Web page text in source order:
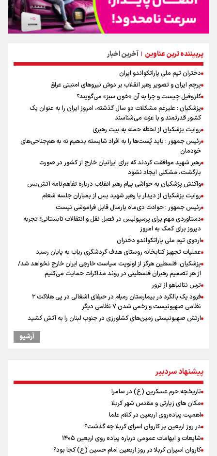
پربیننده ترین عناوین | آخرین اخبار
دختران تیم ملی پاراتکواندو ایران
پرچم ایران و تصویر رهبر انقلاب بر دوش نیروهای امنیتی عراق
کلروفیل چیست و چرا به آن «خون سبز» می‌گویند؟
پزشکیان : علیرغم مشکلات دو سال گذشته، امروز ایران را به عنوان یک
کشور قدرتمند و با عزت می‌شناسند
روایت پزشکیان از لحظه حمله به بیت رهبری
رئیس جمهور : باید پُست‌ها را به افراد شایسته بدهیم نه به هم‌جناحی‌های
خودمان
رهبر شهید موافقت کردند که برای ایرانیان خارج از کشور در صورت
بازگشت، مشکلی ایجاد نشود
واکنش پزشکیان به حواشی پیام رهبر انقلاب درباره تفاهم‌نامه آتش‌بس
روایت پزشکیان از دیدار با رهبر شهید پس از بمباران جلسه شعام
رئیس جمهور : حوادث دی‌ماه پارسال قابل فراموشی نیست
دستاوردی مهم برای پرسپولیس در فصل نقل و انتقالات تابستانی؛ تجربه
دیروز برای کمک به امروز
اردوی تیم ملی پاراتکواندو دختران
عملیات تجهیز کتابخانه روستای هدف گردشگری ریاب به پایان رسید
پزشکیان: فلسطین هرگز از اولویت سیاست خارجی ایران خارج نخواهد شد/
از هر تصمیم رهبران فلسطینی در روند مذاکرات حمایت می‌کنیم
ترس نتانیاهو از ترور
فرود یک بالگرد در بیمارستان رمبام در حیفای اشغالی در پی هلاکت ۲
نظامی صهیونیست و زخمی شدن ۷ نظامی دیگر
ارتش صهیونیستی زمین‌های کشاورزی در جنوب لبنان را به آتش کشید
بازگشت روان دو میلیون و هشتصد هزار زائر اربعین از مرزهای شش‌گانه
امروز مانده‌ایم بخاطر همه‌ مردم نجیب ایران بوده است/ رهبر شهید مثل
کوه پشتیبان و حامی دولت بود
راویان عشق در مرز مهران؛ روایت حماسه‌ رسانه‌ای اربعین از قاب دوربین
خبرنگاران ایلامی
ایران آقای بلامنازع تنگه هرمز
تصاویری از آتش زدن درختان زیتون فلسطینیان به دست صهیونیستها
وزیر خارجه مصر: رژیم اسراییل بدون تامین حقوق مشروع مردم فلسطین
امنیت نخواهد داشت
آرشیو
پیشنهاد سردبیر
تاریخچه حرم عسکرین (ع) در سامرا
مکان های زیارتی و مقدس شهر کربلا
اهمیت پیاده‌روی اربعین در کلام علما
در روز اربعین بر کاروان اسرای کربلا چه گذشت؟
شایعات و ابهامات عمومی درباره پیاده روی اربعین ۱۴۰۵
کاروان اسیران کربلا در روز اربعین امام حسین (ع) کجا بود؟